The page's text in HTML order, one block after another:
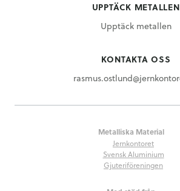
UPPTÄCK METALLEN
Upptäck metallen
KONTAKTA OSS
Metalliska Material
Jernkontoret
Svensk Aluminium
Gjuteriföreningen